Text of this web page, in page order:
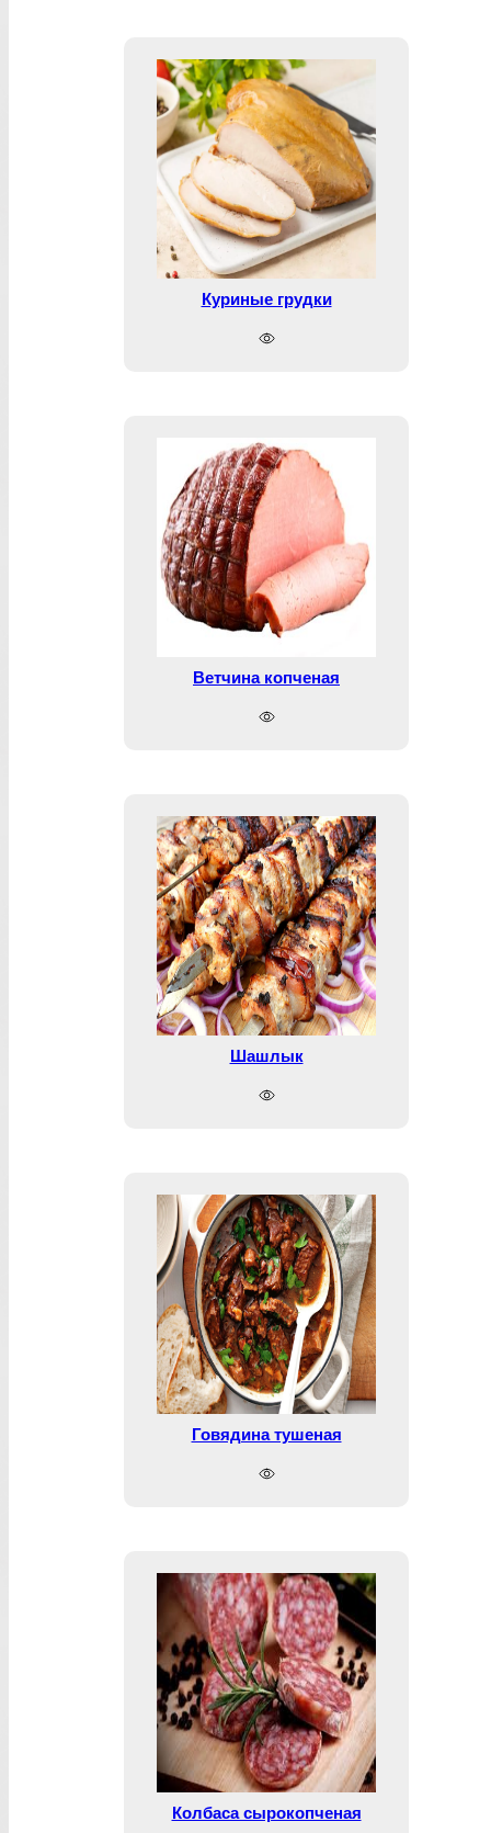
Куриные грудки
Ветчина копченая
Шашлык
Говядина тушеная
Колбаса сырокопченая